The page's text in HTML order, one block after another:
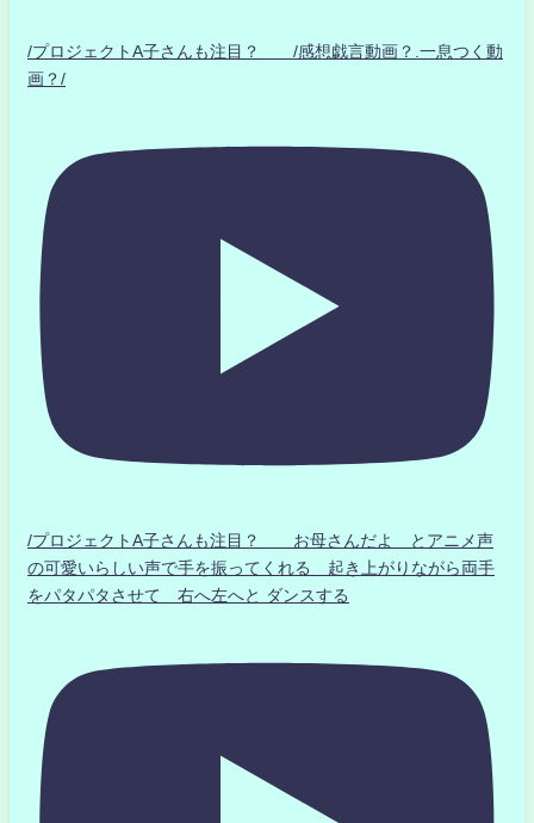
/プロジェクトA子さんも注目？ /感想戯言動画？.一息つく動
画？/
/プロジェクトA子さんも注目？ お母さんだよ とアニメ声
の可愛いらしい声で手を振ってくれる 起き上がりながら両手
をパタパタさせて 右へ左へと ダンスする